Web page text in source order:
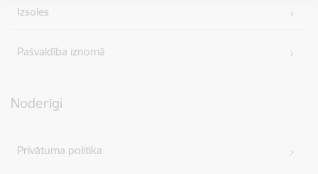
Izsoles
Pašvaldība iznomā
Noderīgi
Privātuma politika